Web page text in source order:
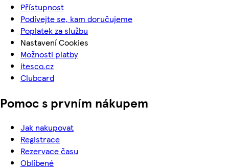
Přístupnost
Podívejte se, kam doručujeme
Poplatek za službu
Nastavení Cookies
Možnosti platby
itesco.cz
Clubcard
Pomoc s prvním nákupem
Jak nakupovat
Registrace
Rezervace času
Oblíbené